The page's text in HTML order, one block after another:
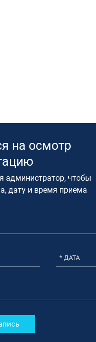
на осмотр
администратор, чтобы
дату и время приема​
* ДАТА